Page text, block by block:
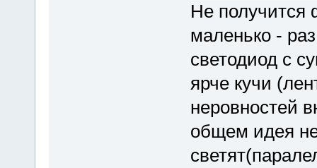
Не получится
маленько -
светодиод с
ярче кучи
неровностей
общем идея